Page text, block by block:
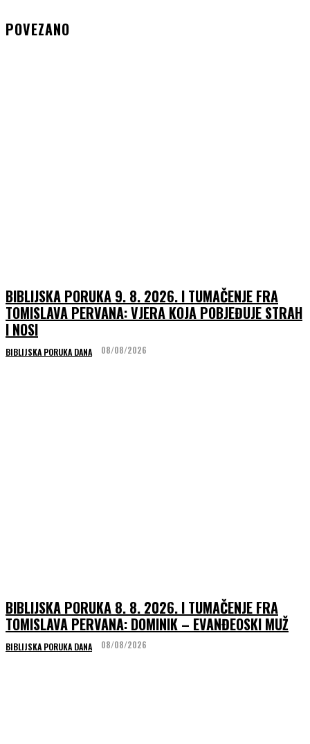
POVEZANO
BIBLIJSKA PORUKA 9. 8. 2026. I TUMAČENJE FRA
TOMISLAVA PERVANA: VJERA KOJA POBJEĐUJE STRAH
I NOSI
BIBLIJSKA PORUKA DANA 08/08/2026
BIBLIJSKA PORUKA 8. 8. 2026. I TUMAČENJE FRA
TOMISLAVA PERVANA: DOMINIK – EVANĐEOSKI MUŽ
BIBLIJSKA PORUKA DANA 08/08/2026